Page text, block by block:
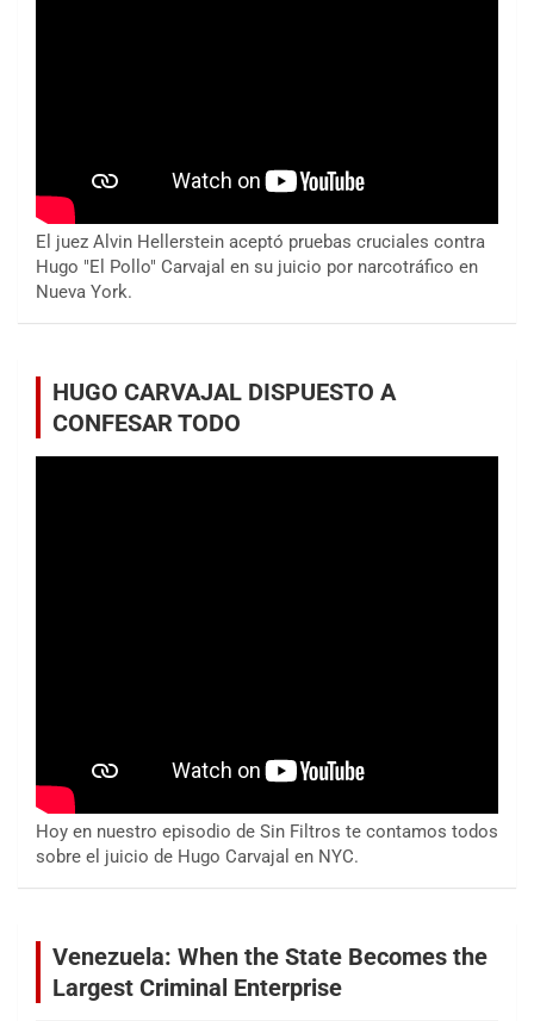
El juez Alvin Hellerstein aceptó pruebas cruciales contra
Hugo "El Pollo" Carvajal en su juicio por narcotráfico en
Nueva York.
HUGO CARVAJAL DISPUESTO A
CONFESAR TODO
Hoy en nuestro episodio de Sin Filtros te contamos todos
sobre el juicio de Hugo Carvajal en NYC.
Venezuela: When the State Becomes the
Largest Criminal Enterprise